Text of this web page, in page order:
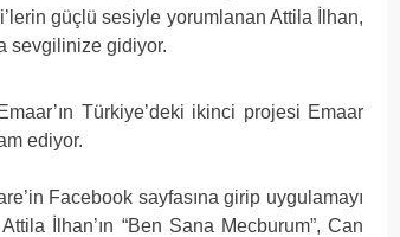
güçlü sesiyle yorumlanan Attila İlhan,
sevgilinize gidiyor.
Türkiye’deki ikinci projesi Emaar
ediyor.
Facebook sayfasına girip uygulamayı
İlhan’ın “Ben Sana Mecburum”, Can